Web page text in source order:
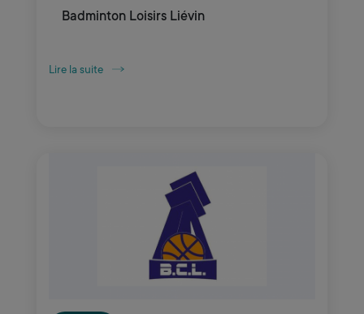
Badminton Loisirs Liévin
Lire la suite